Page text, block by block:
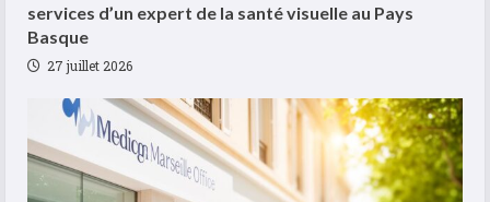
services d’un expert de la santé visuelle au Pays
Basque
27 juillet 2026